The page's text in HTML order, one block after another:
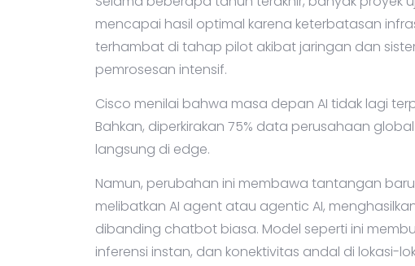
mencapai hasil optimal karena keterbatasan
terhambat di tahap pilot akibat jaringan dan
pemrosesan intensif.
Cisco menilai bahwa masa depan AI tidak lagi
Bahkan, diperkirakan 75% data perusahaan
langsung di edge.
Namun, perubahan ini membawa tantangan
melibatkan AI agent atau agentic AI,
dibanding chatbot biasa. Model seperti ini
inferensi instan, dan konektivitas andal di lokasi-